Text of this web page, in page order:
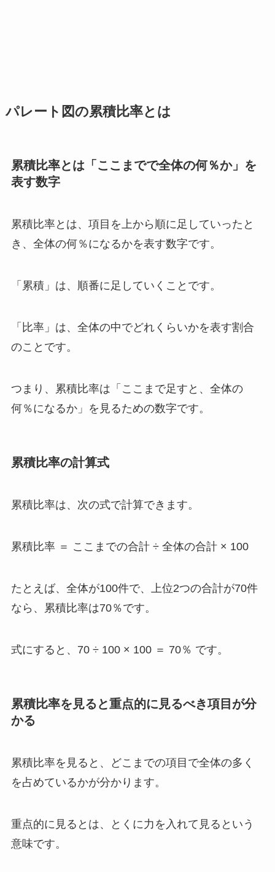
パレート図の累積比率とは
累積比率とは「ここまでで全体の何％か」を
表す数字
累積比率とは、項目を上から順に足していったと
き、全体の何％になるかを表す数字です。
「累積」は、順番に足していくことです。
「比率」は、全体の中でどれくらいかを表す割合
のことです。
つまり、累積比率は「ここまで足すと、全体の
何％になるか」を見るための数字です。
累積比率の計算式
累積比率は、次の式で計算できます。
累積比率 ＝ ここまでの合計 ÷ 全体の合計 × 100
たとえば、全体が100件で、上位2つの合計が70件
なら、累積比率は70％です。
式にすると、70 ÷ 100 × 100 ＝ 70％ です。
累積比率を見ると重点的に見るべき項目が分
かる
累積比率を見ると、どこまでの項目で全体の多く
を占めているかが分かります。
重点的に見るとは、とくに力を入れて見るという
意味です。